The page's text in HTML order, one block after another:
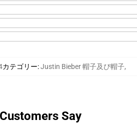
カテゴリー:Justin Bieber 帽子及び帽子,
Say